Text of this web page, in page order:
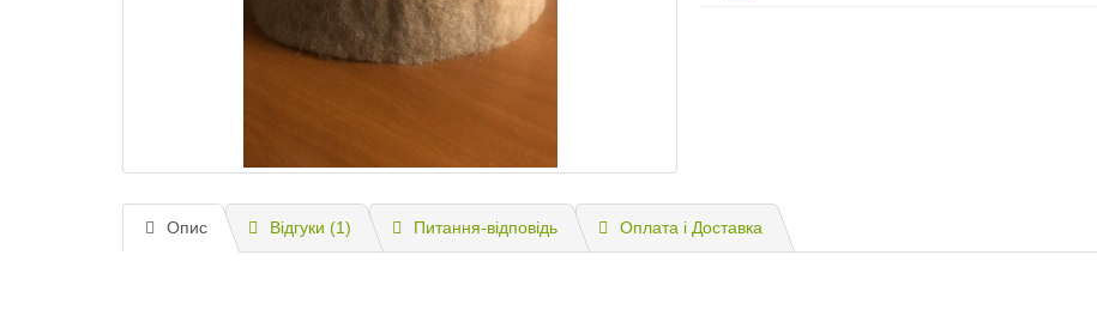
Опис Відгуки (1) Питання-відповідь Оплата і Доставка